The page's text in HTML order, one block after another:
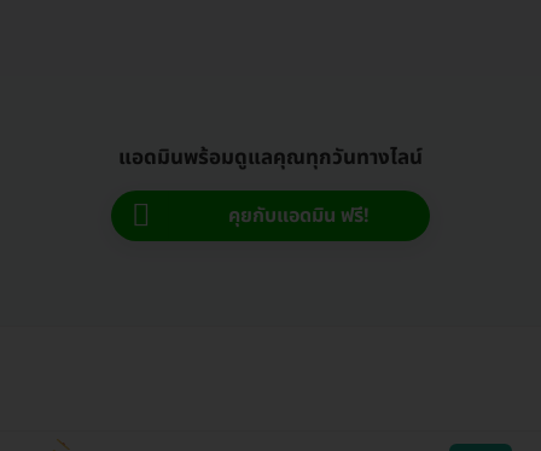
แอดมินพร้อมดูแลคุณทุกวันทางไลน์
คุยกับแอดมิน ฟรี!